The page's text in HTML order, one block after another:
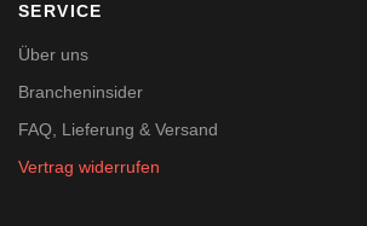
SERVICE
Über uns
Brancheninsider
FAQ, Lieferung & Versand
Vertrag widerrufen